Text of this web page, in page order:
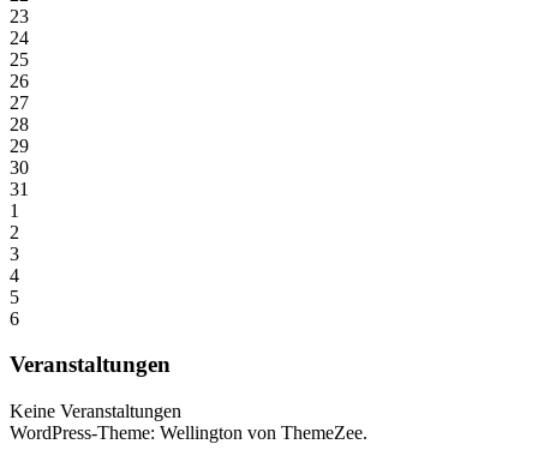
23
24
25
26
27
28
29
30
31
1
2
3
4
5
6
Veranstaltungen
Keine Veranstaltungen
WordPress-Theme: Wellington von ThemeZee.